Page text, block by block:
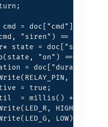
= doc["cmd"];
"siren") == 0) {
state = doc["state"];
"on") == 0) {
= doc["duration"]
HIGH);
= true;
= millis() +
HIGH);
LOW);